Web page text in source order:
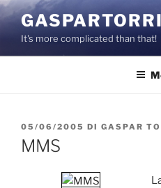
Salta
al
contenuto
It's more complicated than that!
PUBBLICATO
IL
05/06/2005 DI GASPAR
MMS